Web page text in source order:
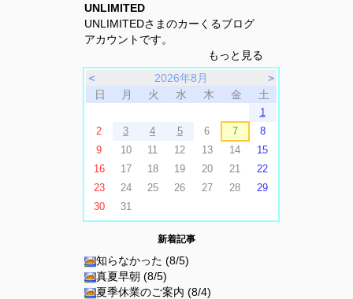
UNLIMITED
UNLIMITEDさまのカーくるブログ
アカウントです。
もっと見る
＜
2026年8月
＞
日
月 火 水 木 金 土
1
2
3 4 5 6 7
8
9
10 11 12 13 14
15
16
17 18 19 20 21
22
23
24 25 26 27 28
29
30
31
新着記事
知らなかった (8/5)
真夏早朝 (8/5)
夏季休業のご案内 (8/4)